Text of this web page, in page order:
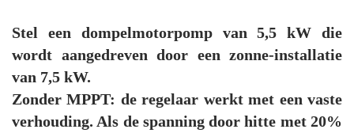
Stel een dompelmotorpomp van 5,5 kW die
wordt aangedreven door een zonne-installatie
van 7,5 kW.
Zonder MPPT: de regelaar werkt met een vaste
verhouding. Als de spanning door hitte met 20%